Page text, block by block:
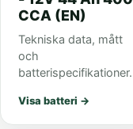
CCA (EN)
Tekniska data, mått
och
batterispecifikationer.
Visa batteri →